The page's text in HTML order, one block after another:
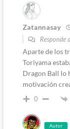
Zatannasay
Responde a
Aparte de los
Toriyama
Dragon Ball lo
motivación
0
Autor